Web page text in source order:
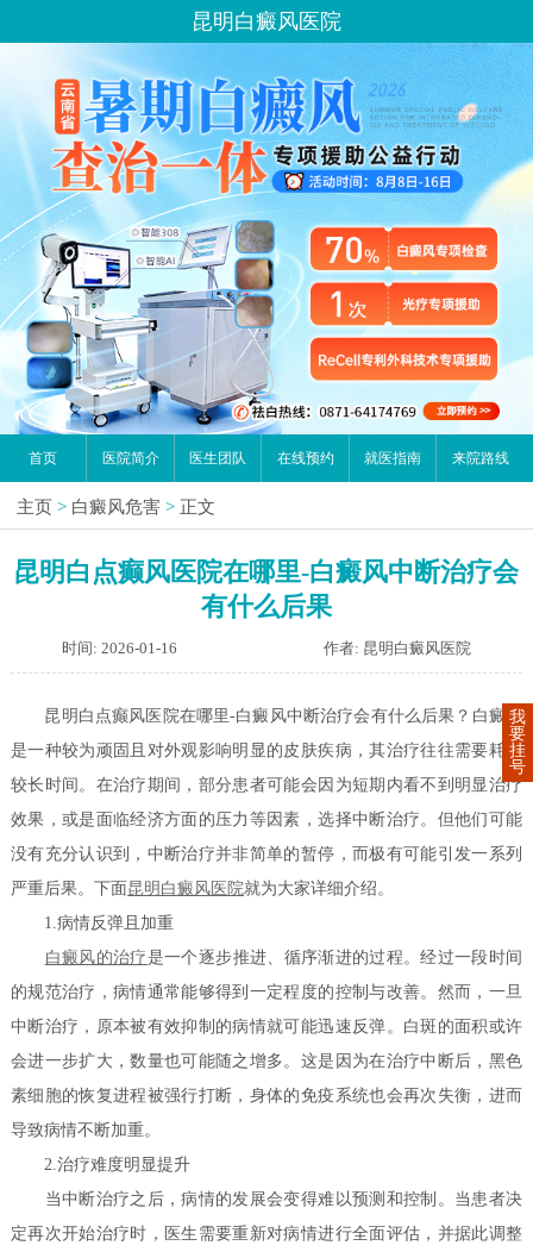
昆明白癜风医院
首页 医院简介 医生团队 在线预约 就医指南 来院路线
主页 > 白癜风危害 > 正文
昆明白点癫风医院在哪里-白癜风中断治疗会
有什么后果
时间: 2026-01-16 作者: 昆明白癜风医院
昆明白点癫风医院在哪里-白癜风中断治疗会有什么后果？白癜风
是一种较为顽固且对外观影响明显的皮肤疾病，其治疗往往需要耗费
较长时间。在治疗期间，部分患者可能会因为短期内看不到明显治疗
效果，或是面临经济方面的压力等因素，选择中断治疗。但他们可能
没有充分认识到，中断治疗并非简单的暂停，而极有可能引发一系列
严重后果。下面昆明白癜风医院就为大家详细介绍。
1.病情反弹且加重
白癜风的治疗是一个逐步推进、循序渐进的过程。经过一段时间
的规范治疗，病情通常能够得到一定程度的控制与改善。然而，一旦
中断治疗，原本被有效抑制的病情就可能迅速反弹。白斑的面积或许
会进一步扩大，数量也可能随之增多。这是因为在治疗中断后，黑色
素细胞的恢复进程被强行打断，身体的免疫系统也会再次失衡，进而
导致病情不断加重。
2.治疗难度明显提升
当中断治疗之后，病情的发展会变得难以预测和控制。当患者决
定再次开始治疗时，医生需要重新对病情进行全面评估，并据此调整
我
要
挂
号